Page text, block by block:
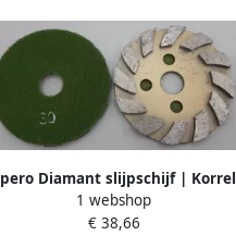
Diamant slijpschijf | Korrel
30 | 100mm beton terrazzo &
hardsteen DK04030
1 webshop
€ 38,66